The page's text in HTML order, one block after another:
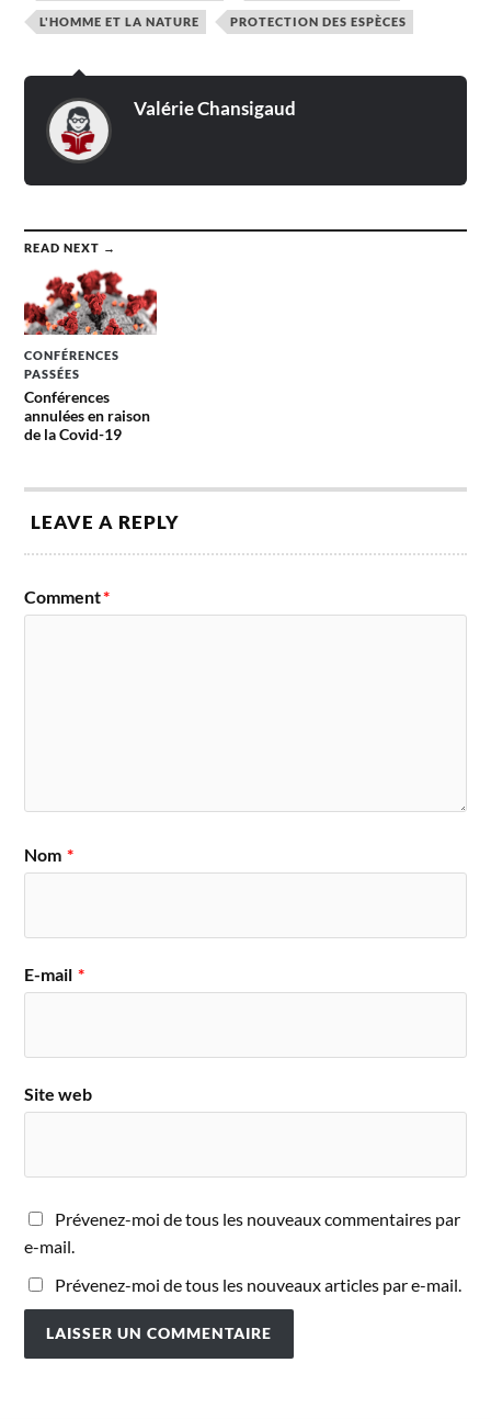
L'HOMME ET LA NATURE PROTECTION DES ESPÈCES
Valérie Chansigaud
READ NEXT →
CONFÉRENCES
PASSÉES
Conférences
annulées en raison
de la Covid-19
LEAVE A REPLY
Comment*
Nom *
E-mail *
Site web
Prévenez-moi de tous les nouveaux commentaires par
e-mail.
Prévenez-moi de tous les nouveaux articles par e-mail.